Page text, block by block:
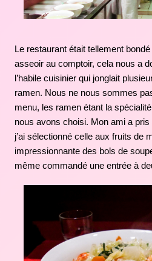
Le restaurant était tellement
asseoir au comptoir, cela nous a
l’habile cuisinier qui jonglait
ramen. Nous ne nous sommes
menu, les ramen étant la
nous avons choisi. Mon ami a
j’ai sélectionné celle aux fruits de
impressionnante des bols de
même commandé une entrée à